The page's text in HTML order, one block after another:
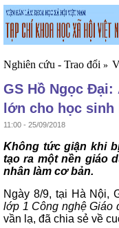
Nghiên cứu - Trao đổi »
GS Hồ Ngọc
lớn cho học
11:00 - 25/09/2018
Không tức giận khi
tạo ra một nền giáo
nhân làm cơ bản.
Ngày 8/9, tại Hà Nội,
lớp 1 Công nghệ Giáo
vần lạ, đã chia sẻ về